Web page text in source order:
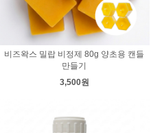
비즈왁스 밀랍 비정제 80g 양초용 캔들
만들기
3,500원